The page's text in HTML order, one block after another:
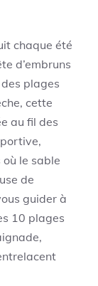
chaque été
d’embruns
plages
cette
au fil des
le sable
de
guider à
10 plages